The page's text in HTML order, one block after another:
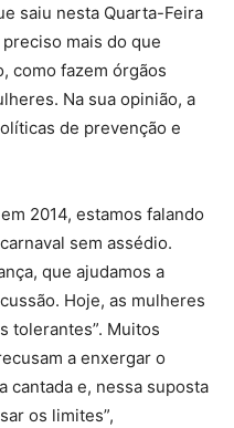
saiu nesta Quarta-Feira
mais do que
como fazem órgãos
Na sua opinião, a
de prevenção e
2014, estamos falando
sem assédio.
que ajudamos a
Hoje, as mulheres
tolerantes”. Muitos
a enxergar o
cantada e, nessa suposta
os limites”,